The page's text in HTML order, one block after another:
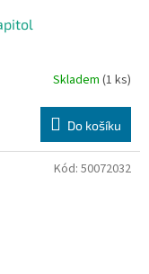
Skladem (1 ks)
Do košíku
Kód: 50072032